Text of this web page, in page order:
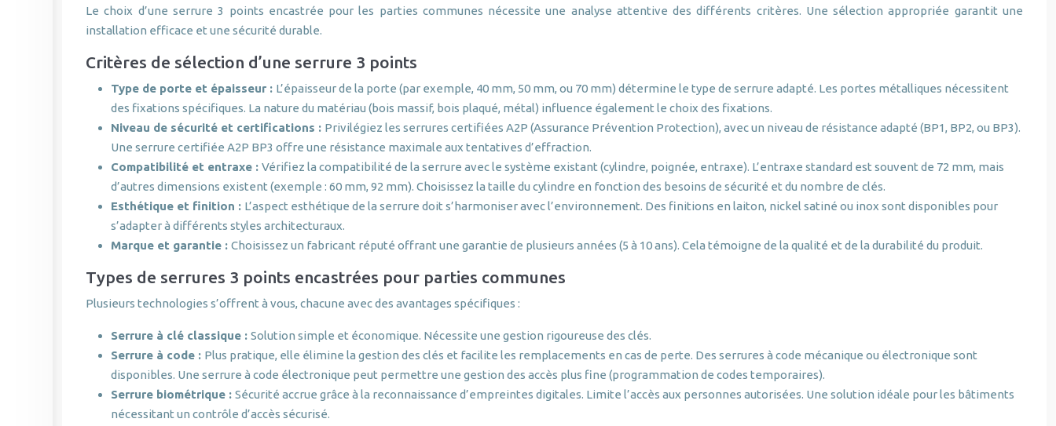
Le choix d’une serrure 3 points encastrée pour les parties communes nécessite une analyse attentive des différents critères. Une sélection appropriée garantit une
installation efficace et une sécurité durable.
Critères de sélection d’une serrure 3 points
Type de porte et épaisseur : L’épaisseur de la porte (par exemple, 40 mm, 50 mm, ou 70 mm) détermine le type de serrure adapté. Les portes métalliques nécessitent
des fixations spécifiques. La nature du matériau (bois massif, bois plaqué, métal) influence également le choix des fixations.
Niveau de sécurité et certifications : Privilégiez les serrures certifiées A2P (Assurance Prévention Protection), avec un niveau de résistance adapté (BP1, BP2, ou BP3).
Une serrure certifiée A2P BP3 offre une résistance maximale aux tentatives d’effraction.
Compatibilité et entraxe :Vérifiez la compatibilité de la serrure avec le système existant (cylindre, poignée, entraxe). L’entraxe standard est souvent de 72 mm, mais
d’autres dimensions existent (exemple : 60 mm, 92 mm). Choisissez la taille du cylindre en fonction des besoins de sécurité et du nombre de clés.
Esthétique et finition : L’aspect esthétique de la serrure doit s’harmoniser avec l’environnement. Des finitions en laiton, nickel satiné ou inox sont disponibles pour
s’adapter à différents styles architecturaux.
Marque et garantie :Choisissez un fabricant réputé offrant une garantie de plusieurs années (5 à 10 ans). Cela témoigne de la qualité et de la durabilité du produit.
Types de serrures 3 points encastrées pour parties communes
Plusieurs technologies s’offrent à vous, chacune avec des avantages spécifiques :
Serrure à clé classique :Solution simple et économique. Nécessite une gestion rigoureuse des clés.
Serrure à code : Plus pratique, elle élimine la gestion des clés et facilite les remplacements en cas de perte. Des serrures à code mécanique ou électronique sont
disponibles. Une serrure à code électronique peut permettre une gestion des accès plus fine (programmation de codes temporaires).
Serrure biométrique :Sécurité accrue grâce à la reconnaissance d’empreintes digitales. Limite l’accès aux personnes autorisées. Une solution idéale pour les bâtiments
nécessitant un contrôle d’accès sécurisé.